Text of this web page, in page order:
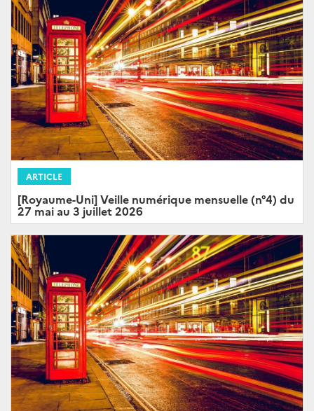
ARTICLE
[Royaume-Uni] Veille numérique mensuelle (n°4) du
27 mai au 3 juillet 2026